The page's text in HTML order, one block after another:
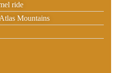
ride
Mountains